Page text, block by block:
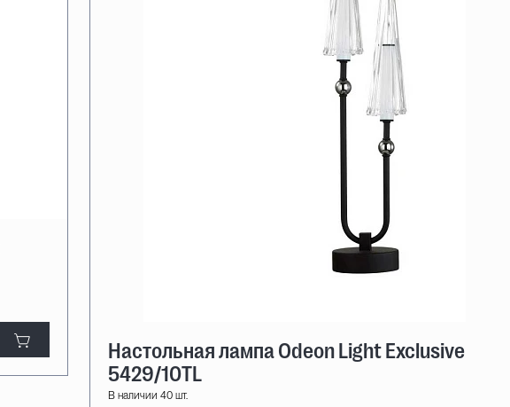
Настольная лампа Odeon Light Exclusive
5429/10TL
В наличии 40 шт.